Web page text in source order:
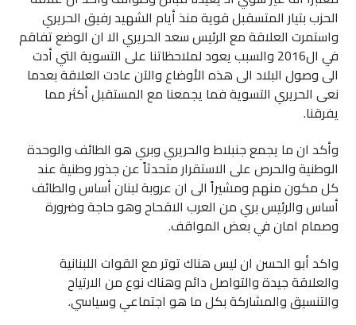
الحزب بتيار المتسقبل قوية منذ أيام الشهيد رفيق الحريري
واستمرت العلاقة مع الرئيس سعد الحريري الا ان الوضع تفاقم
في ال2016 والسبب يعود لملاحظاتنا على التسوية التي أدت
الى وصول البلاد الى هذه الأوضاع والآن عادت العلاقة بعدما
نعى الحريري التسوية فما يجمعنا مع المستقبل أكثر مما
يفرقنا.
وأكد ان ما يجمع جنبلاط والحريري وبري هو الطائف والوحدة
الوطنية والحرص على الاستقرار متحدثاً عن جذور وطنية عند
كل مكون منهم ومشيراً الى ان عروبة لبنان أساس والطائف
أساس والرئيس بري من العرب الاقحاح وهو حاجة وضرورة
وصمام امان في بعض المواقف.
واكد أبو الحسن ان ليس هناك توتر مع القوات اللبنانية
والعلاقة جيدة والتواصل دائم وهناك نوع من الارتياح
والتنسيق والمشاركة بكل ما هو اجتماعي وسياسي.